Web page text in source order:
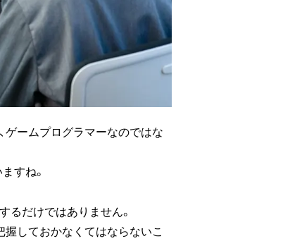
ゲームプログラマーなのではな
すね。
るだけではありません。
握しておかなくてはならないこ